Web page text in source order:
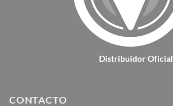
Distribuidor Oficial
CONTACTO